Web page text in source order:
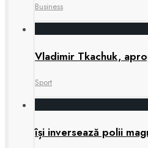
Business
Vladimir Tkachuk,
Sport
își inversează polii